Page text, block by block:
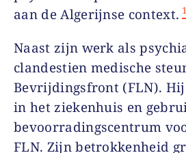
aan de Algerijnse context.
Naast zijn werk als
clandestien medische
Bevrijdingsfront (FLN).
in het ziekenhuis en
bevoorradingscentrum
FLN. Zijn betrokkenheid